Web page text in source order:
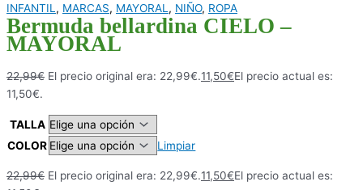
INFANTIL , MARCAS, MAYORAL , NIÑO, ROPA
Bermuda bellardina CIELO –
MAYORAL
22,99€ El precio original era: 22,99€.11,50€El precio actual es:
11,50€.
TALLA
COLOR
Limpiar
22,99€ El precio original era: 22,99€.11,50€El precio actual es: